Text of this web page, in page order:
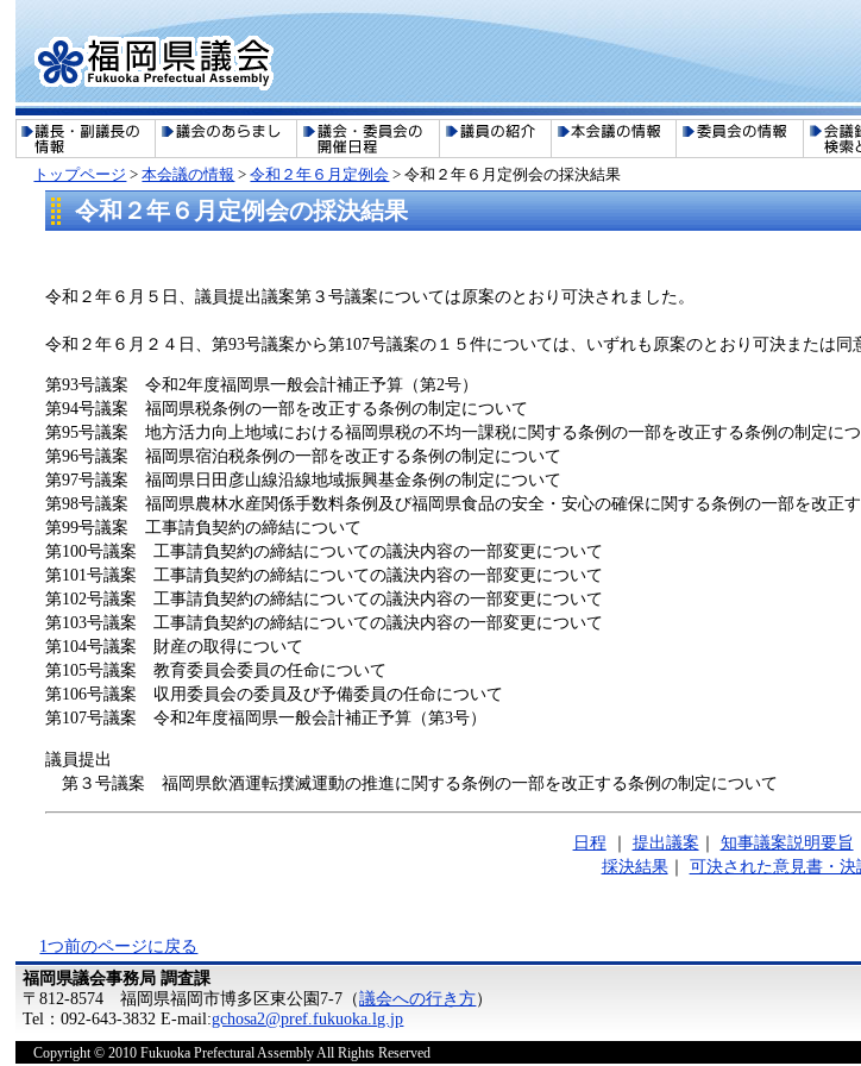
トップページ >本会議の情報 >令和２年６月定例会 > 令和２年６月定例会の採決結果
令和２年６月定例会の採決結果
令和２年６月５日、議員提出議案第３号議案については原案のとおり可決されました。
令和２年６月２４日、第93号議案から第107号議案の１５件については、いずれも原案のとおり可決または同
第93号議案 令和2年度福岡県一般会計補正予算（第2号）
第94号議案 福岡県税条例の一部を改正する条例の制定について
第95号議案 地方活力向上地域における福岡県税の不均一課税に関する条例の一部を改正する条例の制定に
第96号議案 福岡県宿泊税条例の一部を改正する条例の制定について
第97号議案 福岡県日田彦山線沿線地域振興基金条例の制定について
第98号議案 福岡県農林水産関係手数料条例及び福岡県食品の安全・安心の確保に関する条例の一部を改正
第99号議案 工事請負契約の締結について
第100号議案 工事請負契約の締結についての議決内容の一部変更について
第101号議案 工事請負契約の締結についての議決内容の一部変更について
第102号議案 工事請負契約の締結についての議決内容の一部変更について
第103号議案 工事請負契約の締結についての議決内容の一部変更について
第104号議案 財産の取得について
第105号議案 教育委員会委員の任命について
第106号議案 収用委員会の委員及び予備委員の任命について
第107号議案 令和2年度福岡県一般会計補正予算（第3号）
議員提出
第３号議案 福岡県飲酒運転撲滅運動の推進に関する条例の一部を改正する条例の制定について
日程 ｜ 提出議案 ｜ 知事議案説明要旨
採決結果｜ 可決された意見書・
1つ前のページに戻る
福岡県議会事務局 調査課
〒812-8574 福岡県福岡市博多区東公園7-7（議会への行き方）
Tel：092-643-3832 E-mail:gchosa2@pref.fukuoka.lg.jp
Copyright © 2010 Fukuoka Prefectural Assembly All Rights Reserved